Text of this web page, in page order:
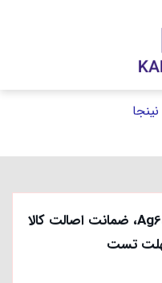
سرخ کن و گریل نینجا مدل Ag651، ضمانت اصالت کالا
تست